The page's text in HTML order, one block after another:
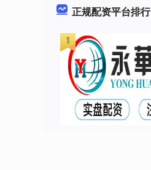
正规配资平台排行